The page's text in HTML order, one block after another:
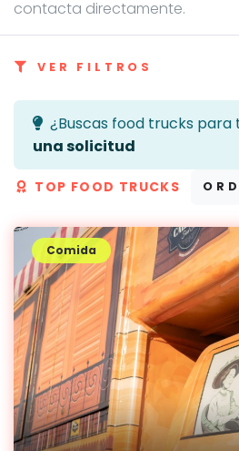
contacta directamente.
VER FILTROS
¿Buscas food trucks para
una solicitud
TOP FOOD TRUCKS
Comida